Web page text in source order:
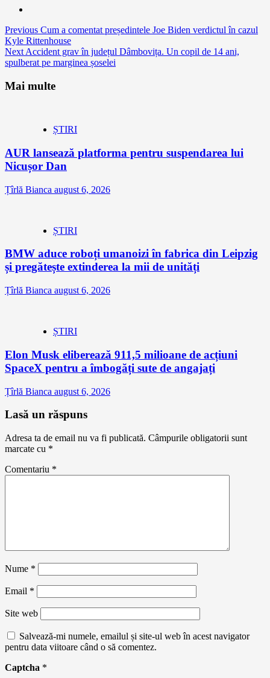
Continue
Reading
Previous Cum a comentat președintele Joe Biden verdictul în cazul
Kyle Rittenhouse
Next Accident grav în județul Dâmbovița. Un copil de 14 ani,
spulberat pe marginea șoselei
Mai multe
ȘTIRI
AUR lansează platforma pentru suspendarea lui
Nicușor Dan
Țîrlă Bianca august 6, 2026
ȘTIRI
BMW aduce roboți umanoizi în fabrica din Leipzig
și pregătește extinderea la mii de unități
Țîrlă Bianca august 6, 2026
ȘTIRI
Elon Musk eliberează 911,5 milioane de acțiuni
SpaceX pentru a îmbogăți sute de angajați
Țîrlă Bianca august 6, 2026
Lasă un răspuns
Adresa ta de email nu va fi publicată. Câmpurile obligatorii sunt
marcate cu *
Comentariu *
Nume *
Email *
Site web
Salvează-mi numele, emailul și site-ul web în acest navigator
pentru data viitoare când o să comentez.
Captcha *